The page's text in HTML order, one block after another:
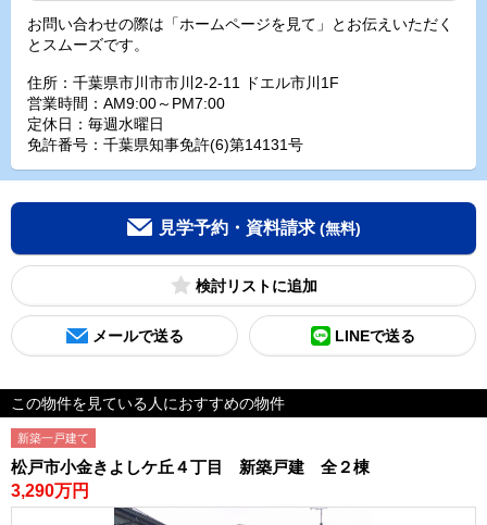
お問い合わせの際は「ホームページを見て」とお伝えいただく
とスムーズです。
住所：千葉県市川市市川2-2-11 ドエル市川1F
営業時間：AM9:00～PM7:00
定休日：毎週水曜日
免許番号：千葉県知事免許(6)第14131号
見学予約・資料請求 (無料)
検討リスト
メールで送る LINEで送る
この物件を見ている人におすすめの物件
新築一戸建て
松戸市小金きよしケ丘４丁目 新築戸建 全２棟
3,290万円